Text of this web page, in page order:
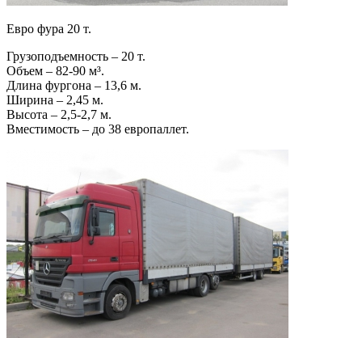
Евро фура 20 т.
Грузоподъемность – 20 т.
Объем – 82-90 м³.
Длина фургона – 13,6 м.
Ширина – 2,45 м.
Высота – 2,5-2,7 м.
Вместимость – до 38 европаллет.